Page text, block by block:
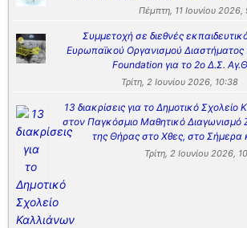
Πέμπτη, 11 Ιουνίου 2026,
Συμμετοχή σε διεθνές
Ευρωπαϊκού Οργανισμού Διαστήματος
Foundation για το 2ο Δ.Σ.
Τρίτη, 2 Ιουνίου 2026, 10:38
13 διακρίσεις για το Δημοτικό Σχολείο
στον Παγκόσμιο Μαθητικό
της Θήρας στο Χθες, στο Σήμερα
Τρίτη, 2 Ιουνίου 2026,